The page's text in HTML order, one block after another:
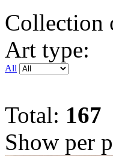
Collection
Art type:
All
Total: 167
Show per